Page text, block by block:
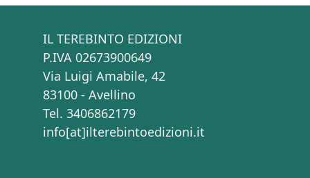
IL TEREBINTO EDIZIONI
P.IVA 02673900649
Via Luigi Amabile, 42
83100 - Avellino
Tel. 3406862179
info[at]ilterebintoedizioni.it